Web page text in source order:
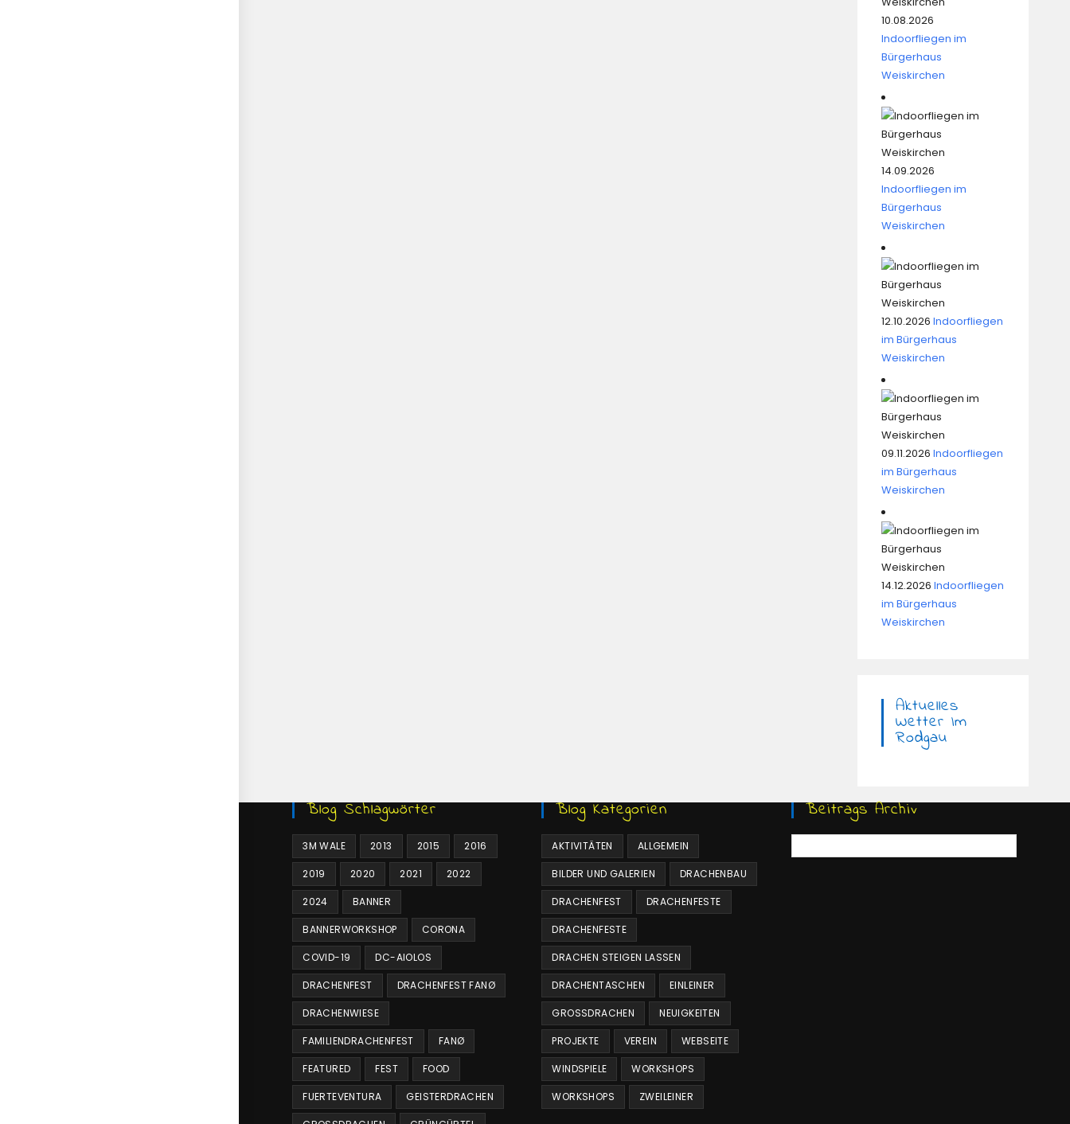
10.08.2026
Indoorfliegen im
Bürgerhaus
Weiskirchen
14.09.2026
Indoorfliegen im
Bürgerhaus
Weiskirchen
12.10.2026 Indoorfliegen
im Bürgerhaus
Weiskirchen
09.11.2026 Indoorfliegen
im Bürgerhaus
Weiskirchen
14.12.2026 Indoorfliegen
im Bürgerhaus
Weiskirchen
Aktuelles
Wetter Im
Rodgau
Blog Schlagwörter
3M WALE 2013 2015 2016
2019 2020 2021 2022
2024 BANNER
BANNERWORKSHOP CORONA
COVID-19 DC-AIOLOS
DRACHENFEST DRACHENFEST FANØ
DRACHENWIESE
FAMILIENDRACHENFEST FANØ
FEATURED FEST FOOD
FUERTEVENTURA GEISTERDRACHEN
Blog Kategorien
AKTIVITÄTEN ALLGEMEIN
BILDER UND GALERIEN DRACHENBAU
DRACHENFEST DRACHENFESTE
DRACHENFESTE
DRACHEN STEIGEN LASSEN
DRACHENTASCHEN EINLEINER
GROSSDRACHEN NEUIGKEITEN
PROJEKTE VEREIN WEBSEITE
WINDSPIELE WORKSHOPS
WORKSHOPS ZWEILEINER
Beitrags Archiv